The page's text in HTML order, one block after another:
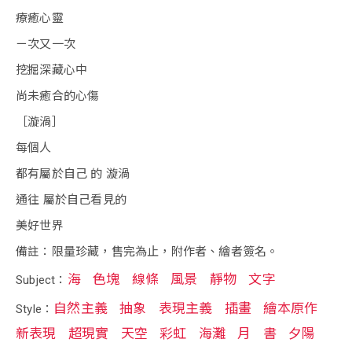
療癒心靈
ㄧ次又一次
挖掘深藏心中
尚未癒合的心傷
［漩渦］
每個人
都有屬於自己 的 漩渦
通往 屬於自己看見的
美好世界
備註：限量珍藏，售完為止，附作者、繪者簽名。
Subject： 海 色塊 線條 風景 靜物 文字
Style： 自然主義 抽象 表現主義 插畫
繪本原作
新表現
超現實 天空 彩虹 海灘 月 書
夕陽